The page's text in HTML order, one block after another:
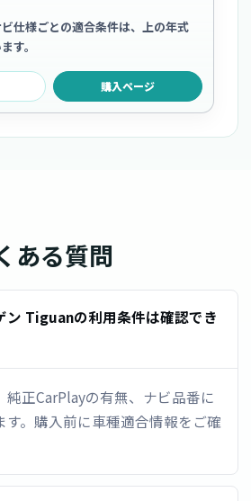
仕様ごとの適合条件は、上の年式
す。
購入ページ
ある質問
ン Tiguanの利用条件は確認でき
純正CarPlayの有無、ナビ品番に
す。購入前に車種適合情報をご確